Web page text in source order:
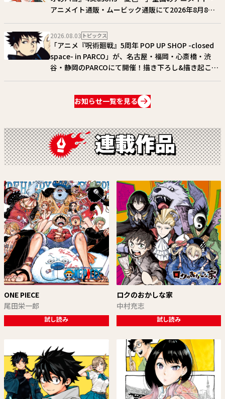
アニメイト通販・ムービック通販にて2026年8月8日
(土)〜 30日(日)まで開催！
2026.08.03 トピックス
「アニメ『呪術廻戦』5周年 POP UP SHOP -closed
space- in PARCO」が、名古屋・福岡・心斎橋・渋
谷・静岡のPARCOにて開催！描き下ろし&描き起こし
アイテム多数展開!! 詳細はコチラ!!
お知らせ一覧を見る
ONE PIECE
尾田栄一郎
試し読み
ロクのおかしな家
中村充志
試し読み